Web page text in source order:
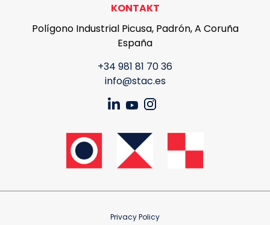
KONTAKT
Polígono Industrial Picusa, Padrón, A Coruña
España
+34 981 81 70 36
info@stac.es
Privacy Policy